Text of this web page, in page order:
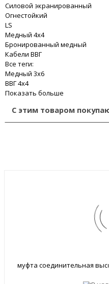
Силовой экранированный
Огнестойкий
LS
Медный 4x4
Бронированный медный
Кабели ВВГ
Все теги:
Медный 3x6
ВВГ 4x4
Показать больше
С этим товаром
муфта соединительная